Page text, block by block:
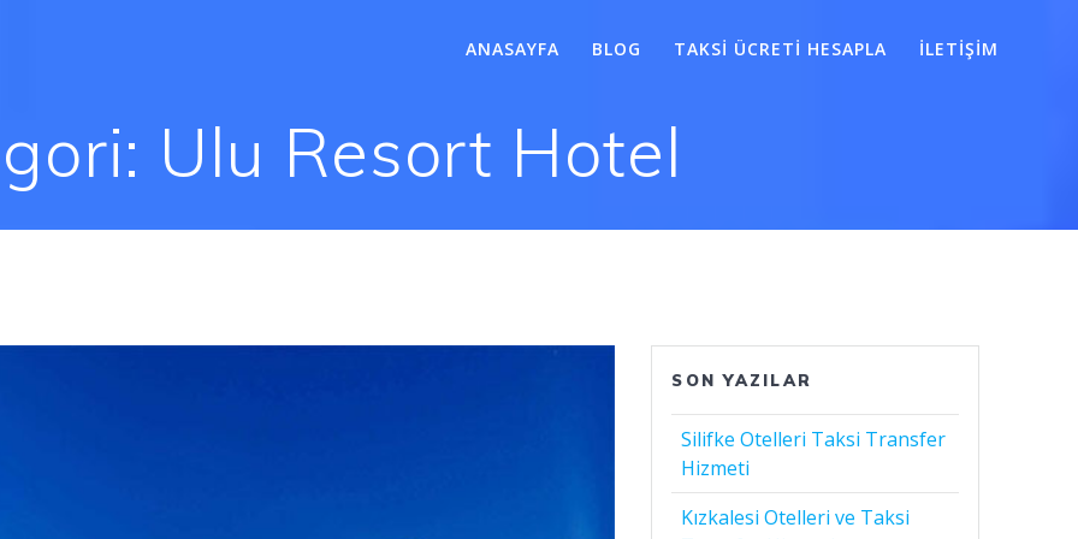
ANASAYFA BLOG TAKSI ÜCRETI HESAPLA İLETIŞIM
Ulu Resort Hotel
SON YAZILAR
Silifke Otelleri Taksi Transfer
Hizmeti
Kızkalesi Otelleri ve Taksi